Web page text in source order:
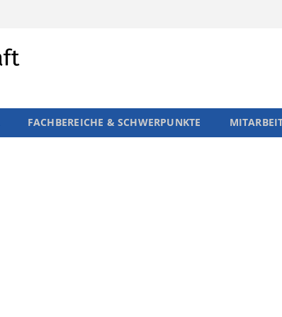
FACHBEREICHE & SCHWERPUNKTE